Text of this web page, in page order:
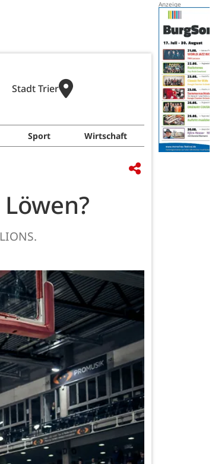
Stadt Trier
Sport Wirtschaft